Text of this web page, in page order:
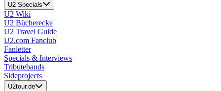
U2 Specials
U2 Wiki
U2 Bücherecke
U2 Travel Guide
U2.com Fanclub
Fanletter
Specials & Interviews
Tributebands
Sideprojects
U2tour.de